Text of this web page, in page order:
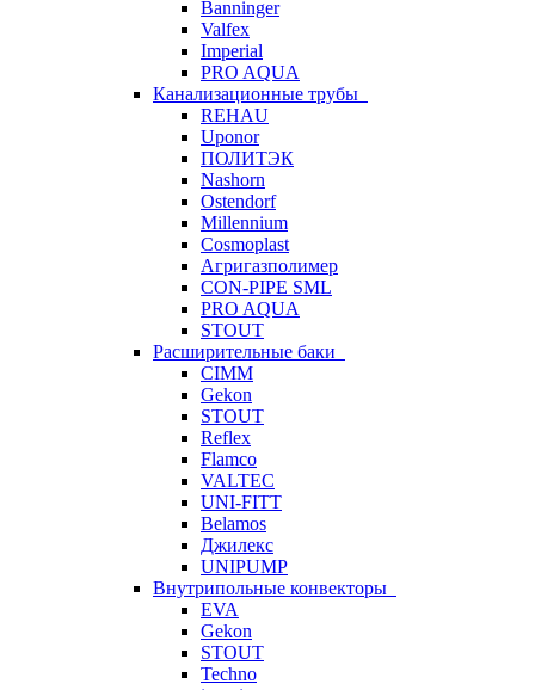
Banninger
Valfex
Imperial
PRO AQUA
Канализационные трубы
REHAU
Uponor
ПОЛИТЭК
Nashorn
Ostendorf
Millennium
Cosmoplast
Агригазполимер
CON-PIPE SML
PRO AQUA
STOUT
Расширительные баки
CIMM
Gekon
STOUT
Reflex
Flamco
VALTEC
UNI-FITT
Belamos
Джилекс
UNIPUMP
Внутрипольные конвекторы
EVA
Gekon
STOUT
Techno